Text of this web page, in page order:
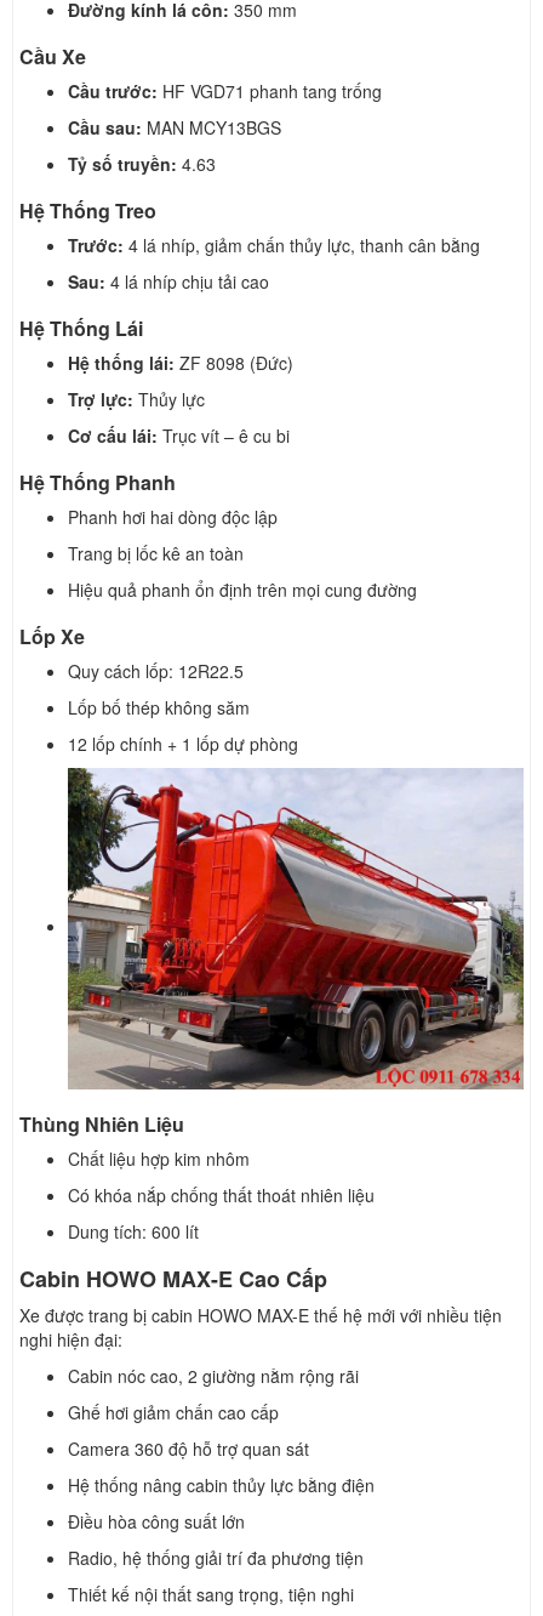
Đường kính lá côn: 350 mm
Cầu Xe
Cầu trước: HF VGD71 phanh tang trống
Cầu sau: MAN MCY13BGS
Tỷ số truyền: 4.63
Hệ Thống Treo
Trước: 4 lá nhíp, giảm chấn thủy lực, thanh cân bằng
Sau: 4 lá nhíp chịu tải cao
Hệ Thống Lái
Hệ thống lái: ZF 8098 (Đức)
Trợ lực: Thủy lực
Cơ cấu lái: Trục vít – ê cu bi
Hệ Thống Phanh
Phanh hơi hai dòng độc lập
Trang bị lốc kê an toàn
Hiệu quả phanh ổn định trên mọi cung đường
Lốp Xe
Quy cách lốp: 12R22.5
Lốp bố thép không săm
12 lốp chính + 1 lốp dự phòng
Thùng Nhiên Liệu
Chất liệu hợp kim nhôm
Có khóa nắp chống thất thoát nhiên liệu
Dung tích: 600 lít
Cabin HOWO MAX-E Cao Cấp
Xe được trang bị cabin HOWO MAX-E thế hệ mới với nhiều tiện
nghi hiện đại:
Cabin nóc cao, 2 giường nằm rộng rãi
Ghế hơi giảm chấn cao cấp
Camera 360 độ hỗ trợ quan sát
Hệ thống nâng cabin thủy lực bằng điện
Điều hòa công suất lớn
Radio, hệ thống giải trí đa phương tiện
Thiết kế nội thất sang trọng, tiện nghi